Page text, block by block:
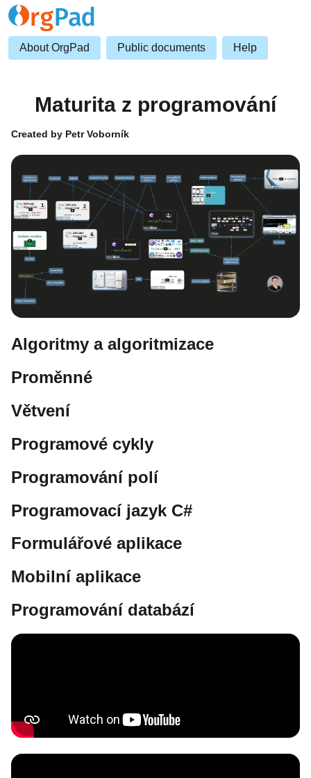
About OrgPad Public documents Help
Maturita z programování
Created by Petr Voborník
Algoritmy a algoritmizace
Proměnné
Větvení
Programové cykly
Programování polí
Programovací jazyk C#
Formulářové aplikace
Mobilní aplikace
Programování databází